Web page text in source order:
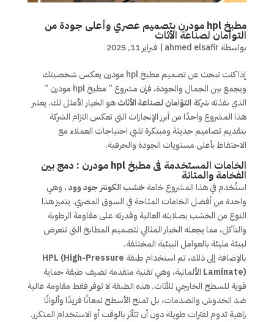
مطبخ hpl مودرن بتصميم عصري وأعلى جودة من
التوأمان لصناعة الأثاث
بواسطة ahmed elsafir
| فبراير 11, 2025
إذا كنت تبحث عن تصميم مطبخ hpl مودرن يعكس شخصيتك
ويجمع بين الجمال والجودة، فإن مشروع ” مطبخ hpl مودرن ”
الذي نفذته شركة التؤامان لصناعة الأثاثهو الخيار الأمثل لك. يعتبر
هذا المشروع واحدًا من أبرز الإنجازات التي تعكس التزام الشركة
بتقديم تصاميم حديثة ومبتكرة تلبي احتياجات العملاء مع
الاحتفاظ بأعلى مستويات الجودة والحرفية.
الخامات المستخدمة فى مطبخ hpl مودرن : دمج بين
الفخامة والمتانة
استُخدم في هذا المشروع خامةخشب الكونتر جود وود، وهي
واحدة من أفضل الخامات المتاحة في السوق المصري. يتميز هذا
النوع من الخشب بصلابته العالية وقدرته على مقاومة الرطوبة
والتآكل، مما يجعله الخيار المثالي لتصميم المطابخ التي تتعرض
لبيئة مليئة بالعوامل البيئية المختلفة.
بالإضافة إلى ذلك، تم استخدام طبقة HPL (High-Pressure
Laminate) الألمانية، وهي تقنية متقدمة تضيف طبقة حماية
قوية للسطح الخارجي للأثاث. هذه الطبقة لا توفر فقط مقاومة عالية
ضد الخدوش والصدمات، بل تمنح الأسطح لمعانًا فريدًا وألوانًا
زاهية تدوم لفترات طويلة دون أن تتأثر بالوقت أو الاستخدام المتكرر.